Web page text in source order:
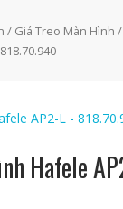
/ Giá Treo Màn Hình
Hafele